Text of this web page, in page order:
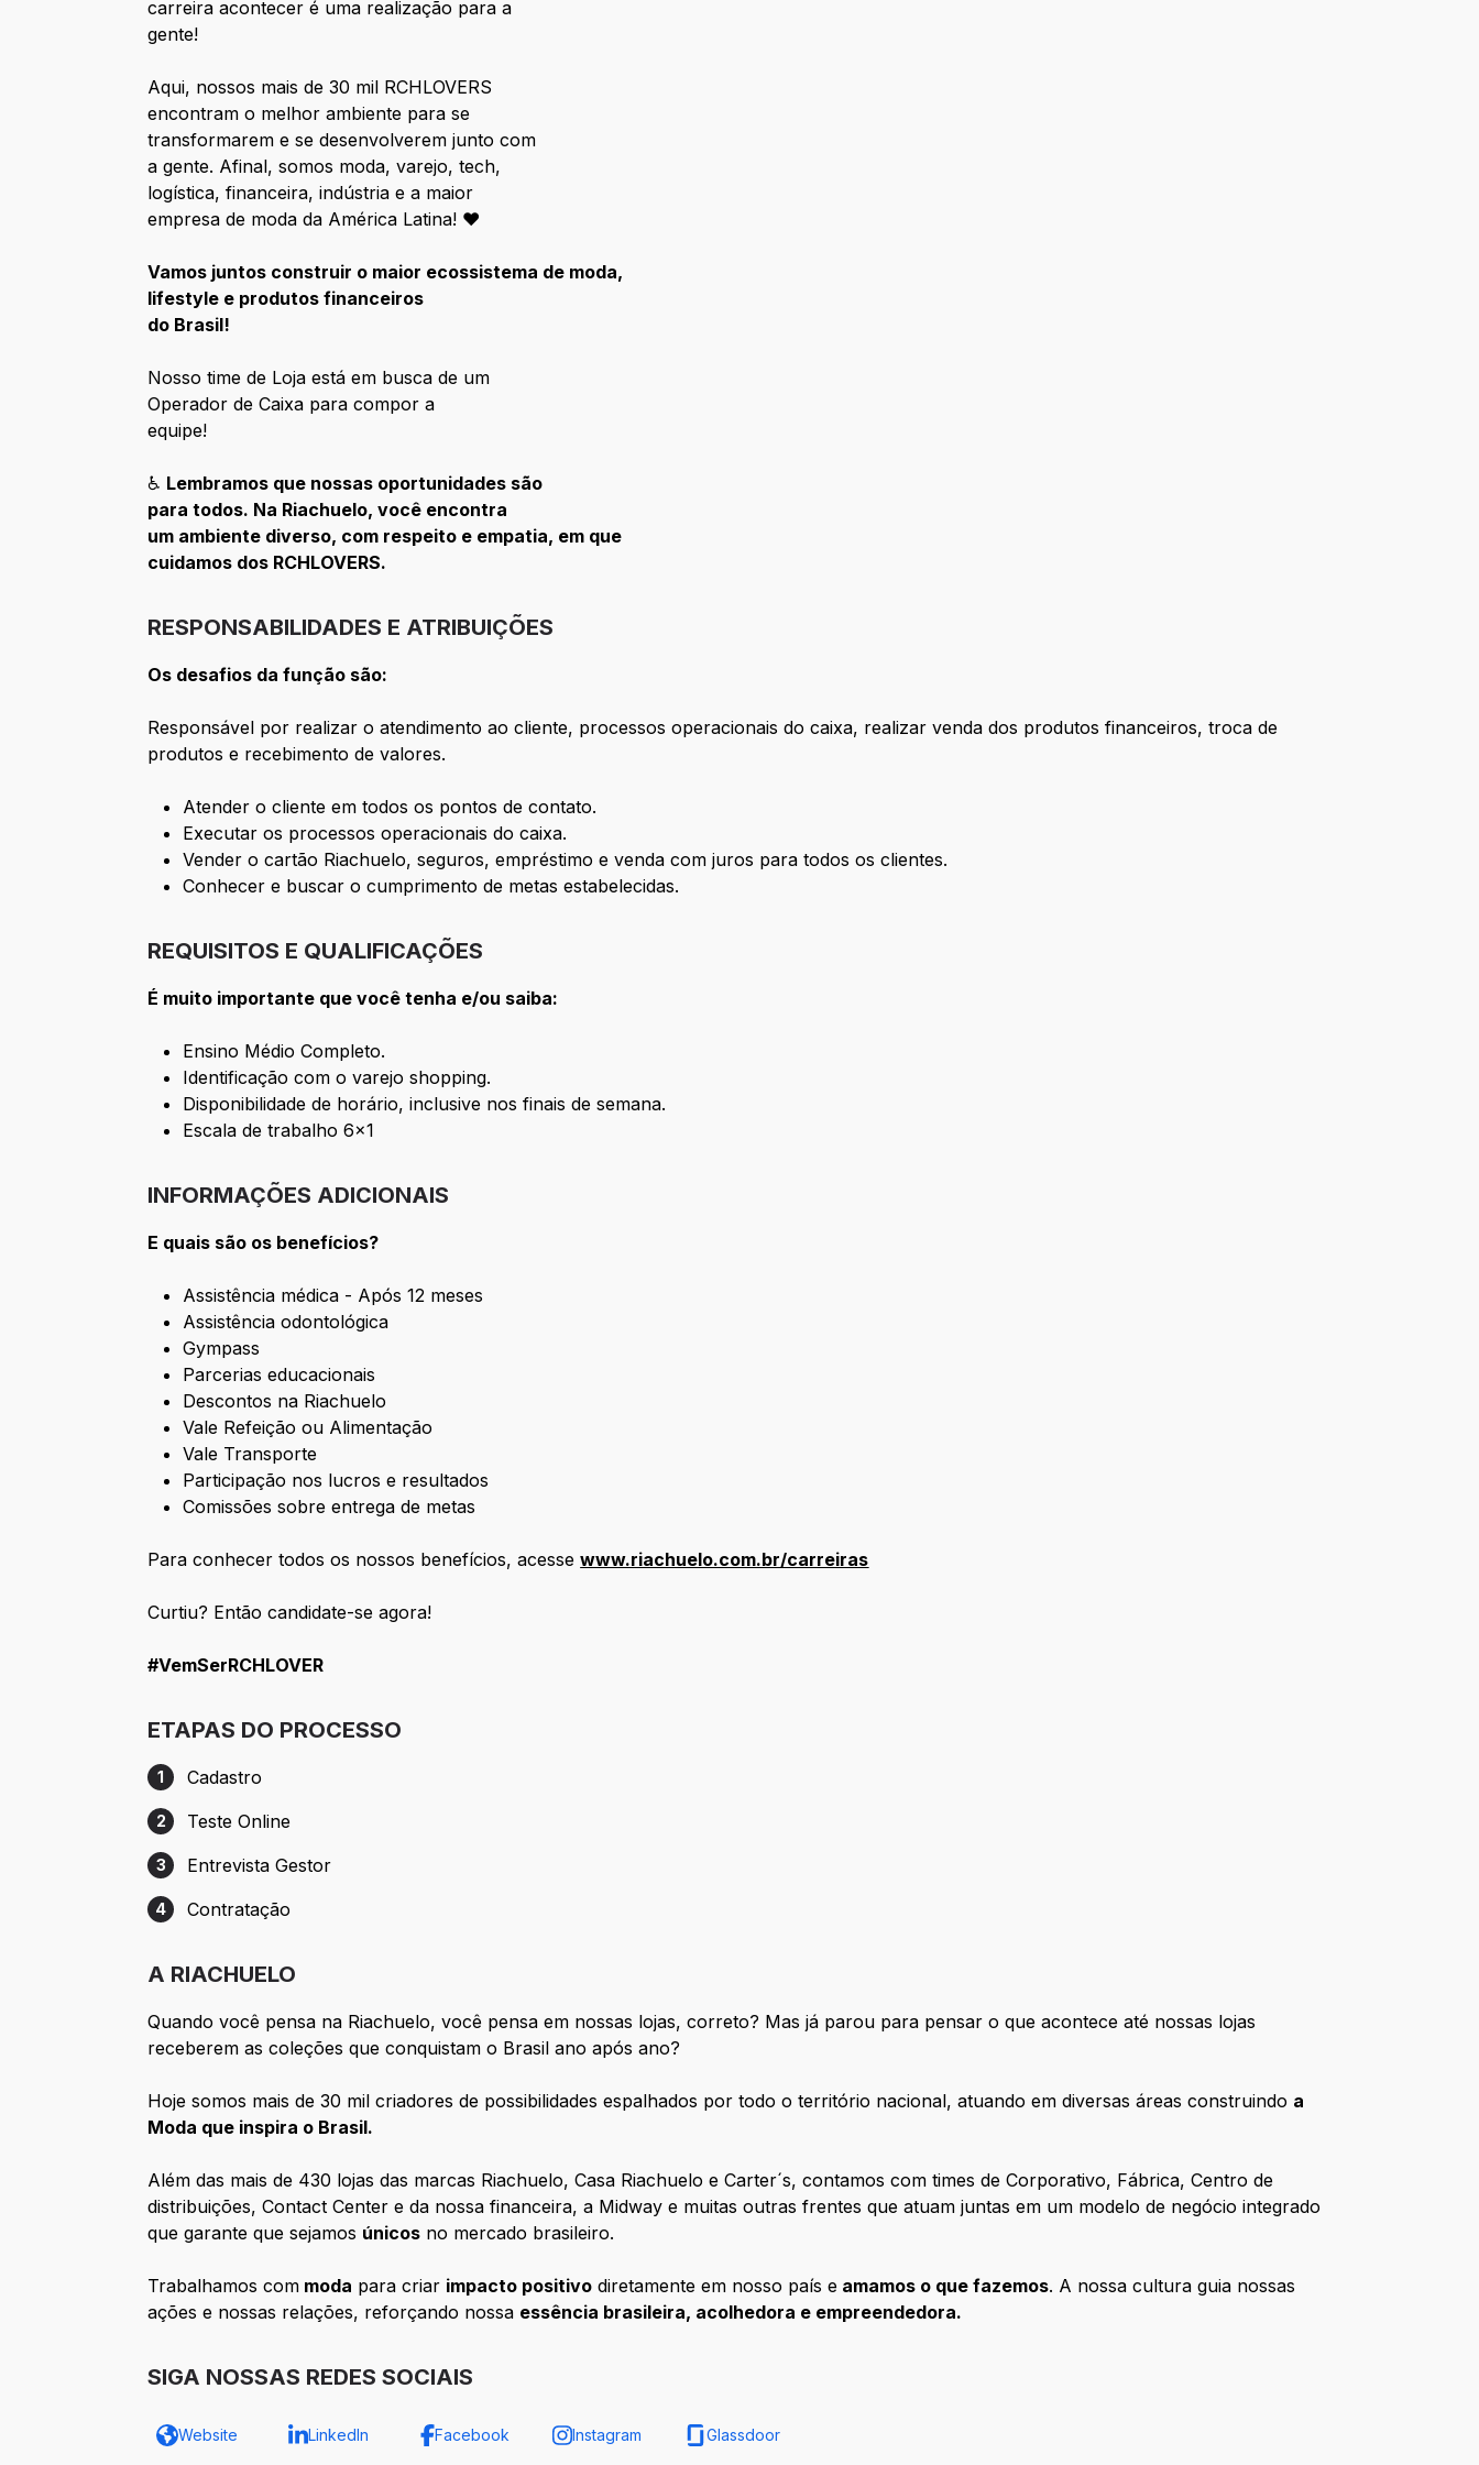
carreira acontecer é uma realização para a
gente!
Aqui, nossos mais de 30 mil RCHLOVERS
encontram o melhor ambiente para se
transformarem e se desenvolverem junto com
a gente. Afinal, somos moda, varejo, tech,
logística, financeira, indústria e a maior
empresa de moda da América Latina! ♥
Vamos juntos construir o maior ecossistema de moda,
lifestyle e produtos financeiros
do Brasil!
Nosso time de Loja está em busca de um
Operador de Caixa para compor a
equipe!
♿ Lembramos que nossas oportunidades são
para todos. Na Riachuelo, você encontra
um ambiente diverso, com respeito e empatia, em que
cuidamos dos RCHLOVERS.
RESPONSABILIDADES E ATRIBUIÇÕES
Os desafios da função são:
Responsável por realizar o atendimento ao cliente, processos operacionais do caixa, realizar venda dos produtos financeiros, troca de
produtos e recebimento de valores.
Atender o cliente em todos os pontos de contato.
Executar os processos operacionais do caixa.
Vender o cartão Riachuelo, seguros, empréstimo e venda com juros para todos os clientes.
Conhecer e buscar o cumprimento de metas estabelecidas.
REQUISITOS E QUALIFICAÇÕES
É muito importante que você tenha e/ou saiba:
Ensino Médio Completo.
Identificação com o varejo shopping.
Disponibilidade de horário, inclusive nos finais de semana.
Escala de trabalho 6x1
INFORMAÇÕES ADICIONAIS
E quais são os benefícios?
Assistência médica - Após 12 meses
Assistência odontológica
Gympass
Parcerias educacionais
Descontos na Riachuelo
Vale Refeição ou Alimentação
Vale Transporte
Participação nos lucros e resultados
Comissões sobre entrega de metas
Para conhecer todos os nossos benefícios, acessewww.riachuelo.com.br/carreiras
Curtiu? Então candidate-se agora!
#VemSerRCHLOVER
ETAPAS DO PROCESSO
Etapa 1: Cadastro
1 Cadastro
Etapa 2: Teste Online
2 Teste Online
Etapa 3: Entrevista Gestor
3 Entrevista Gestor
Etapa 4: Contratação
4 Contratação
A RIACHUELO
Quando você pensa na Riachuelo, você pensa em nossas lojas, correto? Mas já parou para pensar o que acontece até nossas lojas
receberem as coleções que conquistam o Brasil ano após ano?
Hoje somos mais de 30 mil criadores de possibilidades espalhados por todo o território nacional, atuando em diversas áreas construindo a
Moda que inspira o Brasil.
Além das mais de 430 lojas das marcas Riachuelo, Casa Riachuelo e Carter´s, contamos com times de Corporativo, Fábrica, Centro de
distribuições, Contact Center e da nossa financeira, a Midway e muitas outras frentes que atuam juntas em um modelo de negócio integrado
que garante que sejamos únicos no mercado brasileiro.
Trabalhamos com moda para criar impacto positivo diretamente em nosso país e amamos o que fazemos. A nossa cultura guia nossas
ações e nossas relações, reforçando nossa essência brasileira, acolhedora e empreendedora.
SIGA NOSSAS REDES SOCIAIS
Website LinkedIn Facebook Instagram Glassdoor